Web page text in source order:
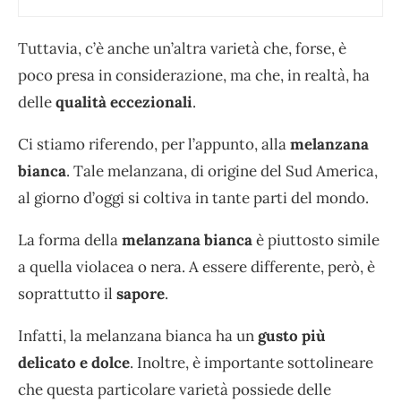
Tuttavia, c’è anche un’altra varietà che, forse, è
poco presa in considerazione, ma che, in realtà, ha
dellequalità eccezionali.
Ci stiamo riferendo, per l’appunto, allamelanzana
bianca. Tale melanzana, di origine del Sud America,
al giorno d’oggi si coltiva in tante parti del mondo.
La forma dellamelanzana biancaè piuttosto simile
a quella violacea o nera. A essere differente, però, è
soprattutto il sapore.
Infatti, la melanzana bianca ha ungusto più
delicato e dolce. Inoltre, è importante sottolineare
che questa particolare varietà possiede delle